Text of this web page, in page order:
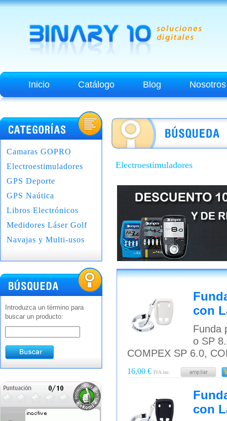
Inicio Catálogo Blog Nosotros
Electroestimuladores
con
Funda
o SP
COMPEX SP 6.0,
16,00 € IVA inc.
con
Camaras GOPRO
Electroestimuladores
GPS Deporte
GPS Naútica
Libros Electrónicos
Medidores Láser Golf
Navajas y Multi-usos
Introduzca un término para
buscar un producto: